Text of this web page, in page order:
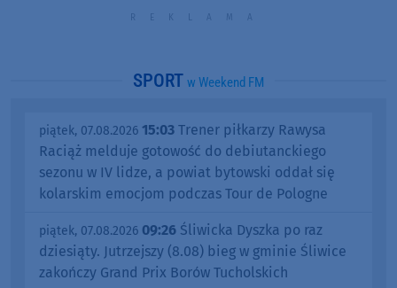
SPORT w Weekend FM
piątek, 07.08.2026 15:03 Trener piłkarzy Rawysa
Raciąż melduje gotowość do debiutanckiego
sezonu w IV lidze, a powiat bytowski oddał się
kolarskim emocjom podczas Tour de Pologne
piątek, 07.08.2026 09:26 Śliwicka Dyszka po raz
dziesiąty. Jutrzejszy (8.08) bieg w gminie Śliwice
zakończy Grand Prix Borów Tucholskich